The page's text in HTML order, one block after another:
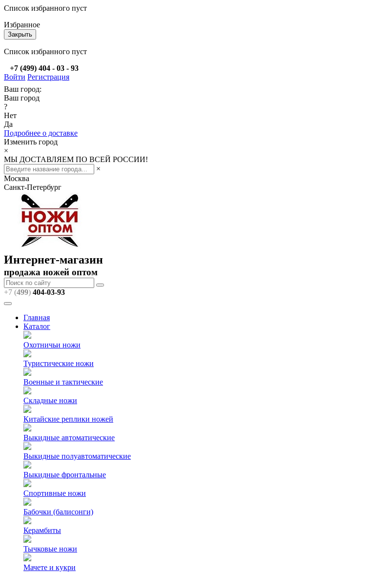
Список избранного пуст
Избранное
Закрыть
Список избранного пуст
+7 (499) 404 - 03 - 93
Войти Регистрация
Ваш город:
Ваш город
?
Нет
Да
Подробнее о доставке
Изменить город
×
МЫ ДОСТАВЛЯЕМ ПО ВСЕЙ РОССИИ!
×
Москва
Санкт-Петербург
Интернет-магазин
продажа ножей оптом
+7 (499) 404-03-93
Главная
Каталог
Охотничьи ножи
Туристические ножи
Военные и тактические
Складные ножи
Китайские реплики ножей
Выкидные автоматические
Выкидные полуавтоматические
Выкидные фронтальные
Спортивные ножи
Бабочки (балисонги)
Керамбиты
Тычковые ножи
Мачете и кукри